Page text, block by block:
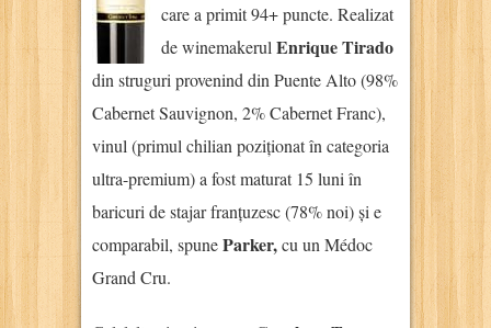
care a primit 94+ puncte. Realizat
de winemakerul Enrique Tirado
din struguri provenind din Puente Alto (98%
Cabernet Sauvignon, 2% Cabernet Franc),
vinul (primul chilian poziționat în categoria
ultra-premium) a fost maturat 15 luni în
baricuri de stajar franțuzesc (78% noi) și e
comparabil, spuneParker,cu un Médoc
Grand Cru.